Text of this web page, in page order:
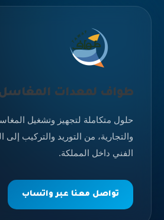
طواف لمعدات
حلول متكاملة لتجهيز وتشغيل
والتجارية، من التوريد والتركيب إلى
الفني داخل المملكة.
تواصل معنا عبر واتساب